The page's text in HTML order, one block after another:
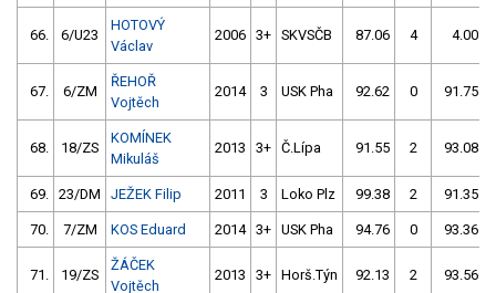
66. 6/U23
HOTOVÝ
Václav
2006 3+ SKVSČB 87.06 4 4.00
67. 6/ZM
ŘEHOŘ
Vojtěch
2014 3 USK Pha 92.62 0 91.75
68. 18/ZS
KOMÍNEK
Mikuláš
2013 3+ Č.Lípa 91.55 2 93.08
69. 23/DM JEŽEK Filip 2011 3 Loko Plz 99.38 2 91.35
70. 7/ZM KOS Eduard 2014 3+ USK Pha 94.76 0 93.36
71. 19/ZS
ŽÁČEK
Vojtěch
2013 3+ Horš.Týn 92.13 2 93.56